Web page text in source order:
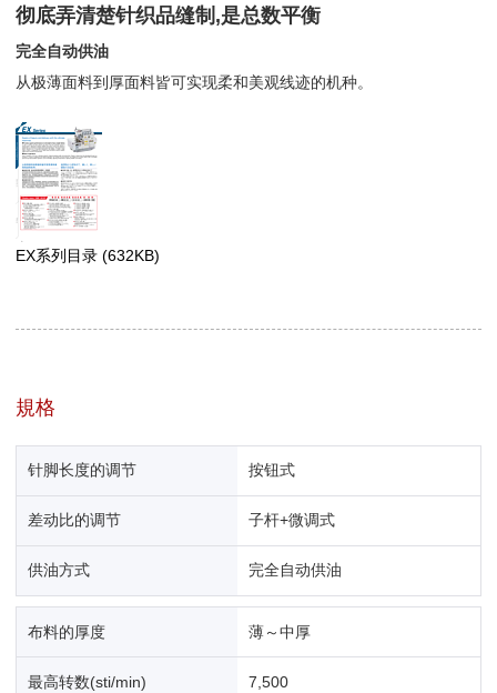
彻底弄清楚针织品缝制,是总数平衡
完全自动供油
从极薄面料到厚面料皆可实现柔和美观线迹的机种。
EX系列目录 (632KB)
規格
针脚长度的调节 按钮式
差动比的调节 子杆+微调式
供油方式 完全自动供油
布料的厚度 薄～中厚
最高转数(sti/min) 7,500